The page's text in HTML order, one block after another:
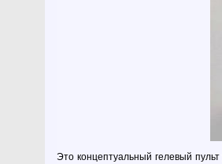
Это концептуальный гелевый